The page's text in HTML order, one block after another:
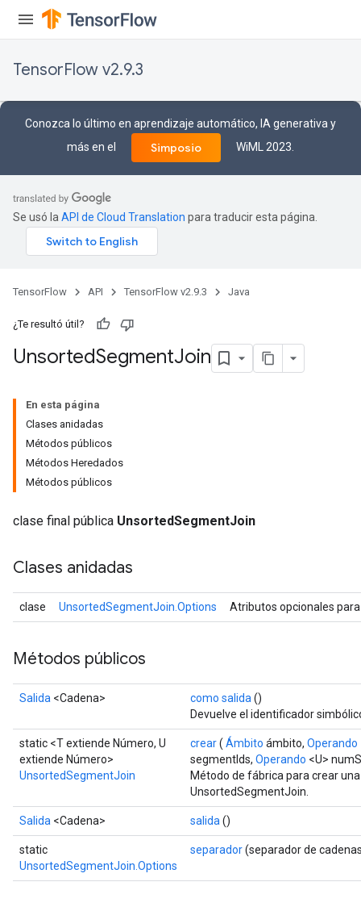
TensorFlow v2.9.3
Conozca lo último en aprendizaje automático, IA generativa y
más en el
Simposio WiML 2023.
Se usó la API de Cloud Translation para traducir esta página.
TensorFlow API TensorFlow v2.9.3 Java
¿Te resultó útil?
UnsortedSegmentJoin
En esta página
Clases anidadas
Métodos públicos
Métodos Heredados
Métodos públicos
clase final pública UnsortedSegmentJoin
Clases anidadas
clase UnsortedSegmentJoin.Options Atributos opcionales
Métodos públicos
Salida <Cadena> como salida ()
Devuelve el identificador
static <T extiende Número, U
extiende Número>
UnsortedSegmentJoin
crear( Ámbito ámbito, Operando
segmentIds, Operando <U>
Método de fábrica para crear
UnsortedSegmentJoin.
Salida <Cadena> salida ()
static
UnsortedSegmentJoin.Options
separador(separador de